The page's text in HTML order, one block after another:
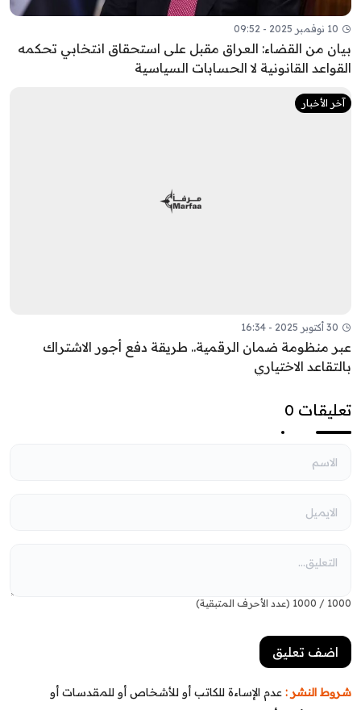
10 نوفمبر 2025 - 09:52
بيان من القضاء: العراق مقبل على استحقاق انتخابي تحكمه
القواعد القانونية لا الحسابات السياسية
آخر الأخبار
30 أكتوبر 2025 - 16:34
عبر منظومة ضمان الرقمية.. طريقة دفع أجور الاشتراك
بالتقاعد الاختياري
تعليقات 0
1000
/
1000 (عدد الأحرف المتبقية)
شروط النشر : عدم الإساءة للكاتب أو للأشخاص أو للمقدسات أو